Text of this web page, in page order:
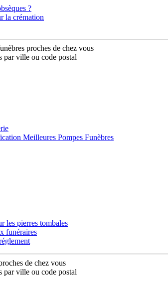
?
la crémation
proches de chez vous
par ville ou code postal
Meilleures Pompes Funèbres
les pierres tombales
funéraires
de chez vous
par ville ou code postal